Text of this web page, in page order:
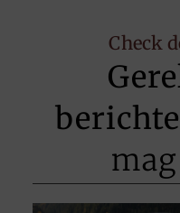
Check